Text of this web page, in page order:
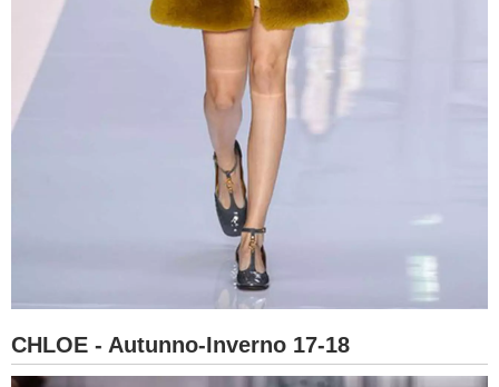
CHLOE - Autunno-Inverno 17-18